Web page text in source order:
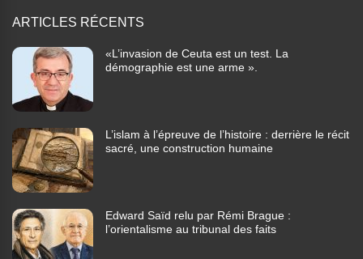
ARTICLES RÉCENTS
«L’invasion de Ceuta est un test. La
démographie est une arme ».
L’islam à l’épreuve de l’histoire : derrière le récit
sacré, une construction humaine
Edward Saïd relu par Rémi Brague :
l’orientalisme au tribunal des faits